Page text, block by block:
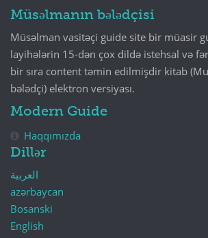
Müsəlmanın bələdçisi
Müsəlman vasitəçi guide site bir müasir
layihələrin 15-dən çox dildə istehsal və
bir sıra content təmin edilmişdir kitab
bələdçi) elektron versiyası.
Modern Guide
Haqqımızda
Dillər
العربية
azərbaycan
Bosanski
English